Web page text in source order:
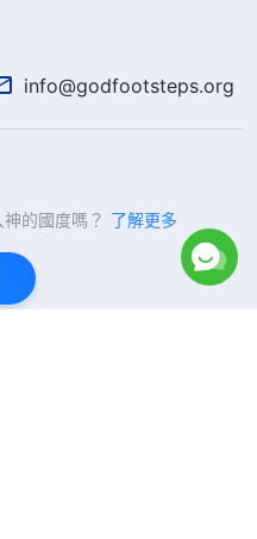
info@godfootsteps.org
的國度嗎？ 了解更多